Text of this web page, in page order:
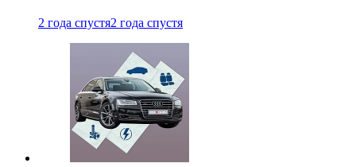
2 года спустя2 года спустя